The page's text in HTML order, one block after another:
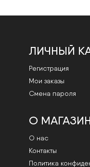
ЛИЧНЫЙ
Регистрация
Мои заказы
Смена пароля
О
О нас
Контакты
Политика